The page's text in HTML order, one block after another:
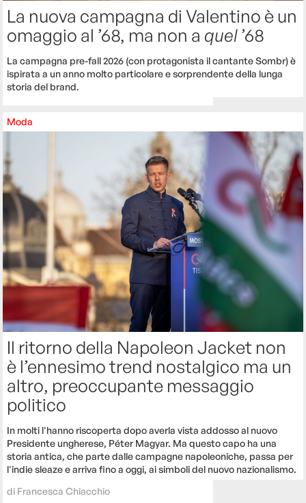
La nuova campagna di Valentino è un
omaggio al ’68, ma non aquel’68
La campagna pre-fall 2026 (con protagonista il cantante Sombr) è
ispirata a un anno molto particolare e sorprendente della lunga
storia del brand.
Moda
Il ritorno della Napoleon Jacket non
è l’ennesimo trend nostalgico ma un
altro, preoccupante messaggio
politico
In molti l'hanno riscoperta dopo averla vista addosso al nuovo
Presidente ungherese, Péter Magyar. Ma questo capo ha una
storia antica, che parte dalle campagne napoleoniche, passa per
l'indie sleaze e arriva fino a oggi, ai simboli del nuovo nazionalismo.
di Francesca Chiacchio